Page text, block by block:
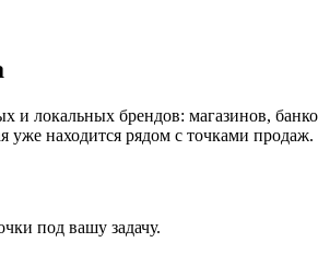
и локальных брендов: магазинов,
уже находится рядом с точками продаж.
под вашу задачу.